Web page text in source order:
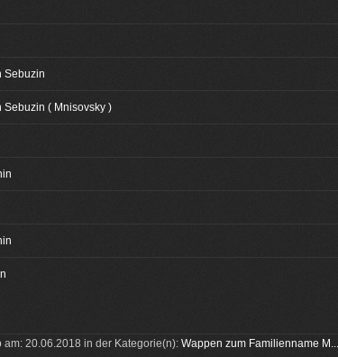
Sebuzin
Sebuzin ( Mnisovsky )
am: 20.06.2018 in der Kategorie(n): Wappen zum Familienname M...